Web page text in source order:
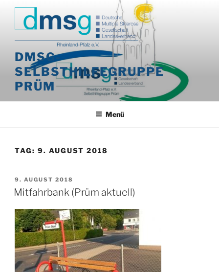
Zum
springen
DMSG-
SELBSTHILFEGRUPPE
PRÜM
Menü
TAG: 9. AUGUST 2018
VERÖFFENTLICHT
AM
9. AUGUST 2018
Mitfahrbank (Prüm aktuell)